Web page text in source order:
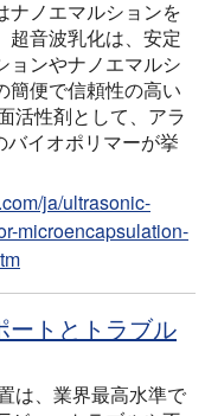
ナノエマルションを
超音波乳化は、安定
ョンやナノエマルシ
簡便で信頼性の高い
活性剤として、アラ
バイオポリマーが挙
ja/ultrasonic-
microencapsulation-
ートとトラブル
は、業界最高水準で